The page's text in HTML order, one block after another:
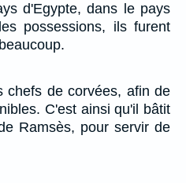
d'Egypte, dans le pays
possessions, ils furent
chefs de corvées, afin de
C'est ainsi qu'il bâtit
Ramsès, pour servir de